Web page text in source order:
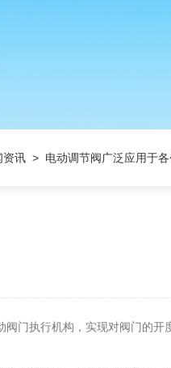
资讯 > 电动调节阀广泛应用于
阀门执行机构，实现对阀门的开